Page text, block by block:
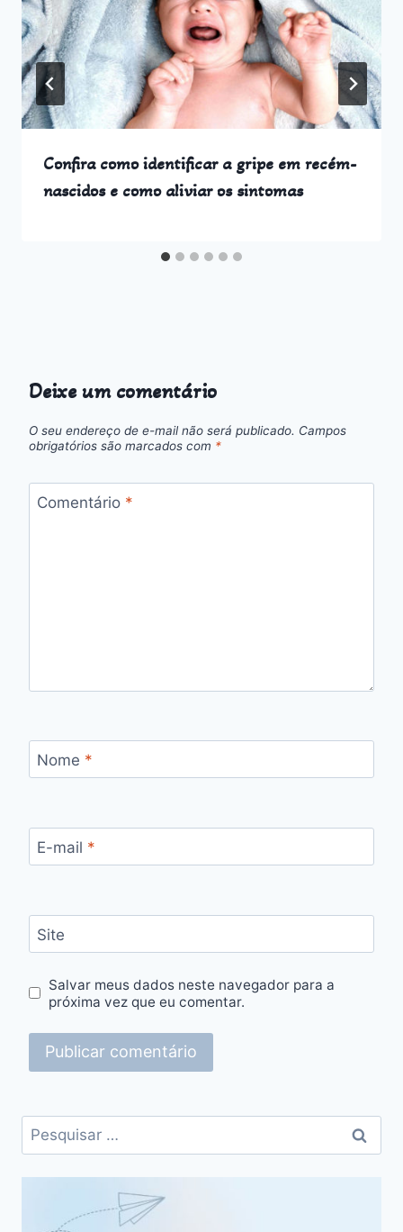
Confira como identificar a gripe em recém-
nascidos e como aliviar os sintomas
Deixe um comentário
O seu endereço de e-mail não será publicado. Campos
obrigatórios são marcados com *
Comentário *
Nome *
E-mail *
Site
Salvar meus dados neste navegador para a
próxima vez que eu comentar.
Pesquisar
por: